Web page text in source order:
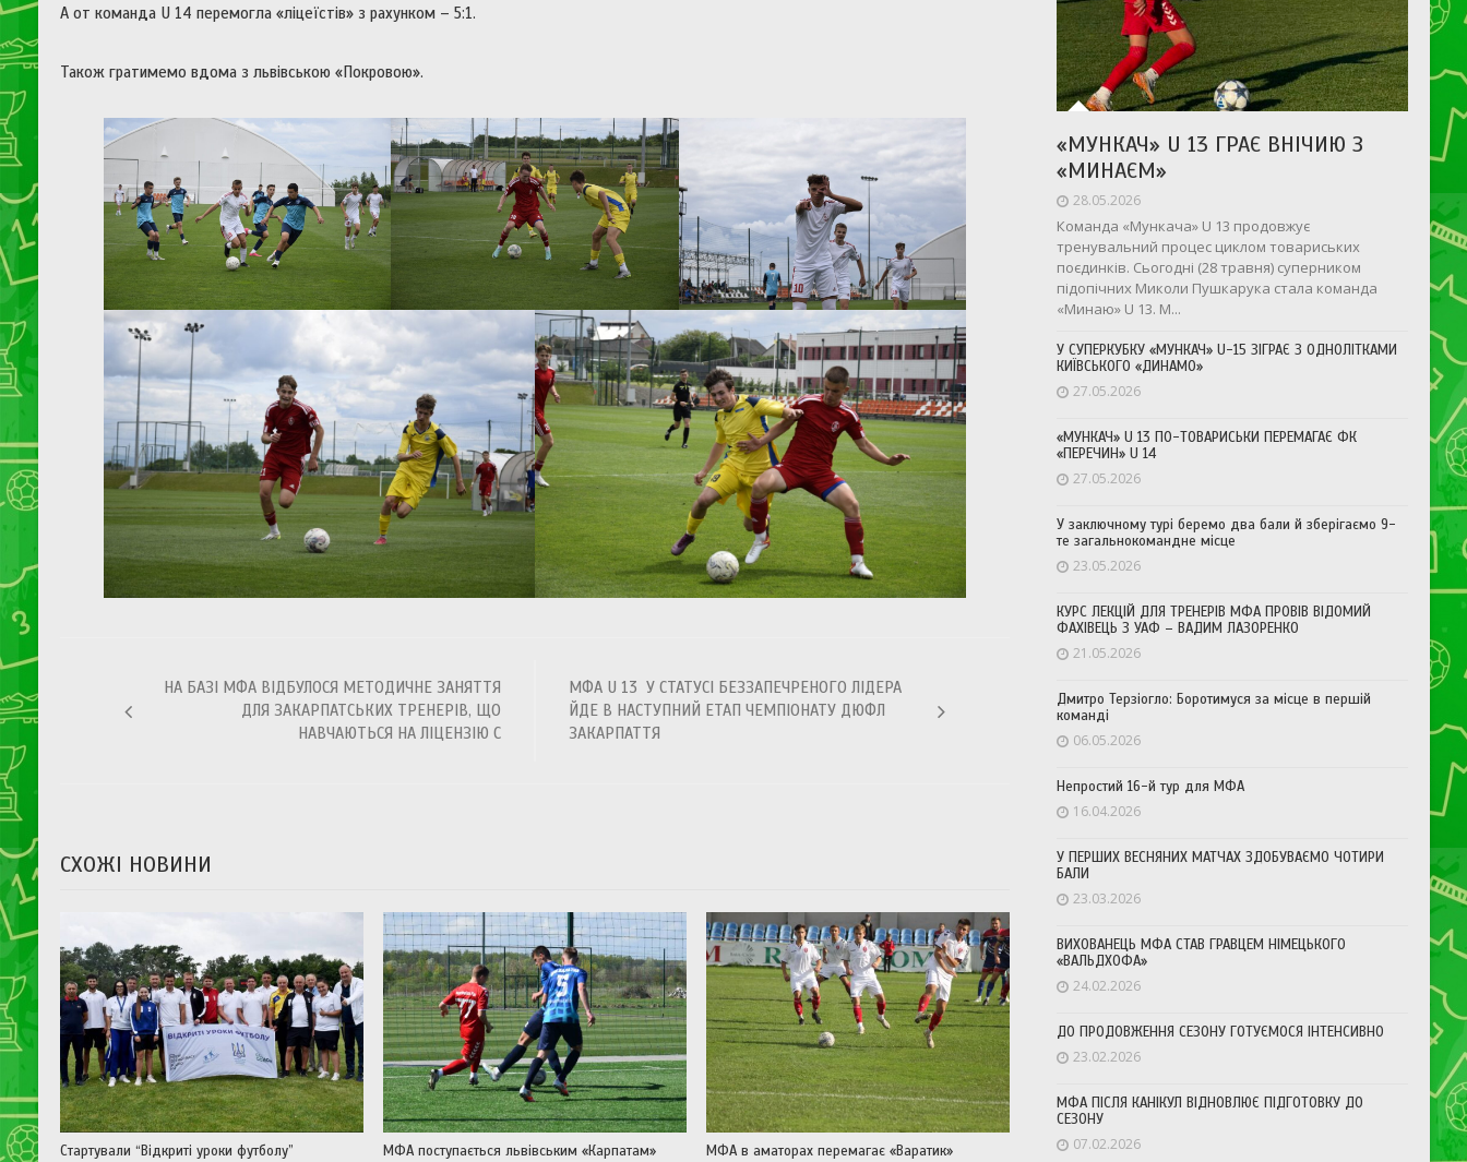
А от команда U 14 перемогла «ліцеїстів» з рахунком – 5:1.
Також гратимемо вдома з львівською «Покровою».
записівНА БАЗІ МФА ВІДБУЛОСЯ МЕТОДИЧНЕ ЗАНЯТТЯ
ДЛЯ ЗАКАРПАТСЬКИХ ТРЕНЕРІВ, ЩО
НАВЧАЮТЬСЯ НА ЛІЦЕНЗІЮ С
МФА U 13 У СТАТУСІ БЕЗЗАПЕЧРЕНОГО ЛІДЕРА
ЙДЕ В НАСТУПНИЙ ЕТАП ЧЕМПІОНАТУ ДЮФЛ
ЗАКАРПАТТЯ
СХОЖІ НОВИНИ
Стартували “Відкриті уроки футболу” МФА поступається львівським «Карпатам» МФА в аматорах перемагає «Варатик»
«МУНКАЧ» U 13 ГРАЄ ВНІЧИЮ З
«МИНАЄМ»
28.05.2026
Команда «Мункача» U 13 продовжує
тренувальний процес циклом товариських
поєдинків. Сьогодні (28 травня) суперником
підопічних Миколи Пушкарука стала команда
«Минаю» U 13. М...
У СУПЕРКУБКУ «МУНКАЧ» U-15 ЗІГРАЄ З ОДНОЛІТКАМИ
КИЇВСЬКОГО «ДИНАМО»
27.05.2026
«МУНКАЧ» U 13 ПО-ТОВАРИСЬКИ ПЕРЕМАГАЄ ФК
«ПЕРЕЧИН» U 14
27.05.2026
У заключному турі беремо два бали й зберігаємо 9-
те загальнокомандне місце
23.05.2026
КУРС ЛЕКЦІЙ ДЛЯ ТРЕНЕРІВ МФА ПРОВІВ ВІДОМИЙ
ФАХІВЕЦЬ З УАФ – ВАДИМ ЛАЗОРЕНКО
21.05.2026
Дмитро Терзіогло: Боротимуся за місце в першій
команді
06.05.2026
Непростий 16-й тур для МФА
16.04.2026
У ПЕРШИХ ВЕСНЯНИХ МАТЧАХ ЗДОБУВАЄМО ЧОТИРИ
БАЛИ
23.03.2026
ВИХОВАНЕЦЬ МФА СТАВ ГРАВЦЕМ НІМЕЦЬКОГО
«ВАЛЬДХОФА»
24.02.2026
ДО ПРОДОВЖЕННЯ СЕЗОНУ ГОТУЄМОСЯ ІНТЕНСИВНО
23.02.2026
МФА ПІСЛЯ КАНІКУЛ ВІДНОВЛЮЄ ПІДГОТОВКУ ДО
СЕЗОНУ
07.02.2026